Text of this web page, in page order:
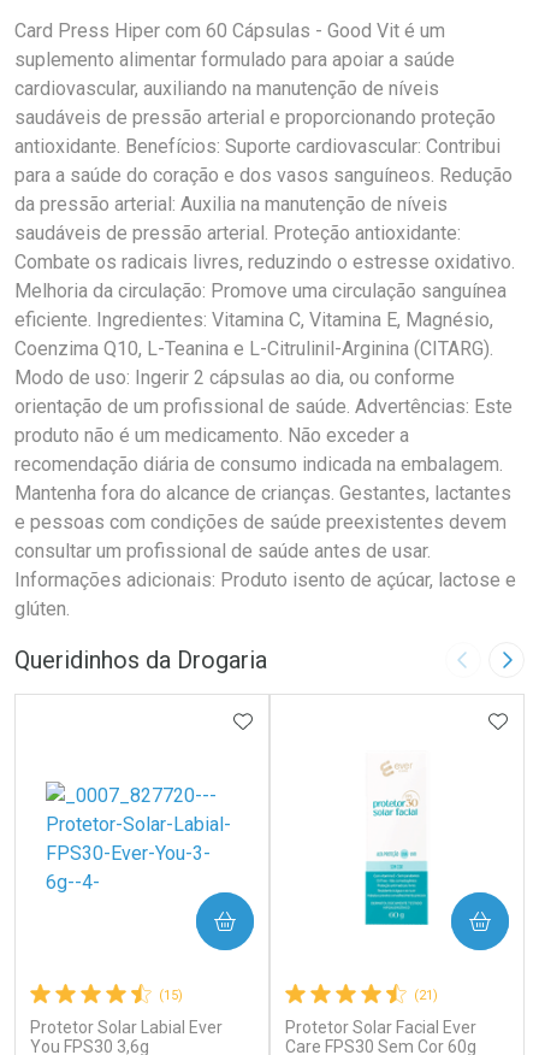
Card Press Hiper com 60 Cápsulas - Good Vit é um
suplemento alimentar formulado para apoiar a saúde
cardiovascular, auxiliando na manutenção de níveis
saudáveis de pressão arterial e proporcionando proteção
antioxidante. Benefícios: Suporte cardiovascular: Contribui
para a saúde do coração e dos vasos sanguíneos. Redução
da pressão arterial: Auxilia na manutenção de níveis
saudáveis de pressão arterial. Proteção antioxidante:
Combate os radicais livres, reduzindo o estresse oxidativo.
Melhoria da circulação: Promove uma circulação sanguínea
eficiente. Ingredientes: Vitamina C, Vitamina E, Magnésio,
Coenzima Q10, L-Teanina e L-Citrulinil-Arginina (CITARG).
Modo de uso: Ingerir 2 cápsulas ao dia, ou conforme
orientação de um profissional de saúde. Advertências: Este
produto não é um medicamento. Não exceder a
recomendação diária de consumo indicada na embalagem.
Mantenha fora do alcance de crianças. Gestantes, lactantes
e pessoas com condições de saúde preexistentes devem
consultar um profissional de saúde antes de usar.
Informações adicionais: Produto isento de açúcar, lactose e
glúten.
Queridinhos da Drogaria Imagem
(15)
Protetor Solar Labial Ever
You FPS30 3,6g
ADICIONAR AOS FAVORITOS
COMPRAR
(21)
Protetor Solar Facial Ever
Care FPS30 Sem Cor 60g
COMPRAR